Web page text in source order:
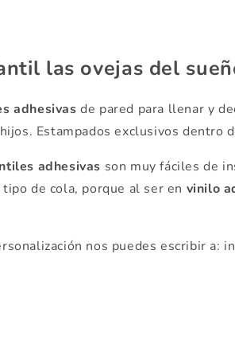
las ovejas del
adhesivas de pared para llenar y
Estampados exclusivos dentro
adhesivas son muy fáciles de
de cola, porque al ser en vinilo
nos puedes escribir a: